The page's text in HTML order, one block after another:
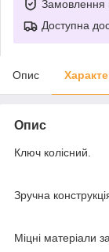
Замовлення
Доступна
Опис
Опис
Ключ колісний.
Зручна
Міцні матеріали